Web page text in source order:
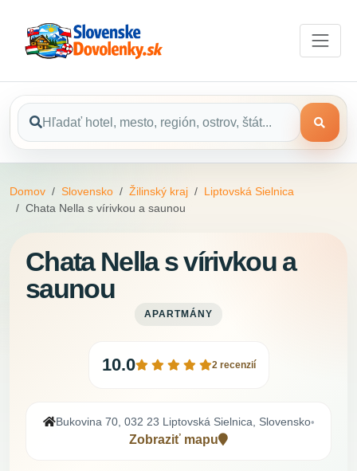
Domov Slovensko Žilinský kraj
Liptovská Sielnica
Chata Nella s vírivkou a saunou
Chata Nella s vírivkou a
saunou
APARTMÁNY
10.0 2 recenzií
Bukovina 70, 032 23 Liptovská Sielnica, Slovensko•
Zobraziť mapu